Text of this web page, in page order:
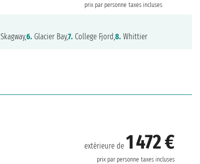
prix par personne taxes incluses
Skagway,6. Glacier Bay,7. College Fjord,8. Whittier
extérieure de 1 472 €
prix par personne taxes incluses